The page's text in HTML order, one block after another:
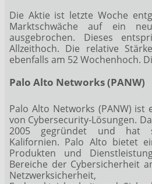
Die Aktie ist letzte Woche
Marktschwäche auf ein
ausgebrochen. Dieses
Allzeithoch. Die relative
ebenfalls am 52 Wochenhoch.
Palo Alto Networks (PANW)
Palo Alto Networks (PANW)
von Cybersecurity-Lösungen.
2005 gegründet und hat
Kalifornien. Palo Alto bietet
Produkten und
Bereiche der Cybersicherheit
Netzwerksicherheit,